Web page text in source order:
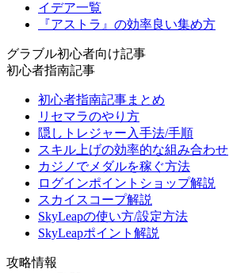
イデア一覧
『アストラ』の効率良い集め方
グラブル初心者向け記事
初心者指南記事
初心者指南記事まとめ
リセマラのやり方
隠しトレジャー入手法/手順
スキル上げの効率的な組み合わせ
カジノでメダルを稼ぐ方法
ログインポイントショップ解説
スカイスコープ解説
SkyLeapの使い方/設定方法
SkyLeapポイント解説
攻略情報